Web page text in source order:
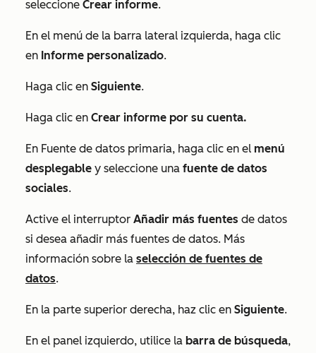
seleccione Crear informe.
En el menú de la barra lateral izquierda, haga clic
en Informe personalizado.
Haga clic en Siguiente.
Haga clic en Crear informe por su cuenta.
En Fuente de datos primaria, haga clic en el menú
desplegable y seleccione una fuente de datos
sociales.
Active el interruptor Añadir más fuentes de datos
si desea añadir más fuentes de datos. Más
información sobre la selección de fuentes de
datos.
En la parte superior derecha, haz clic en Siguiente.
En el panel izquierdo, utilice la barra de búsqueda,